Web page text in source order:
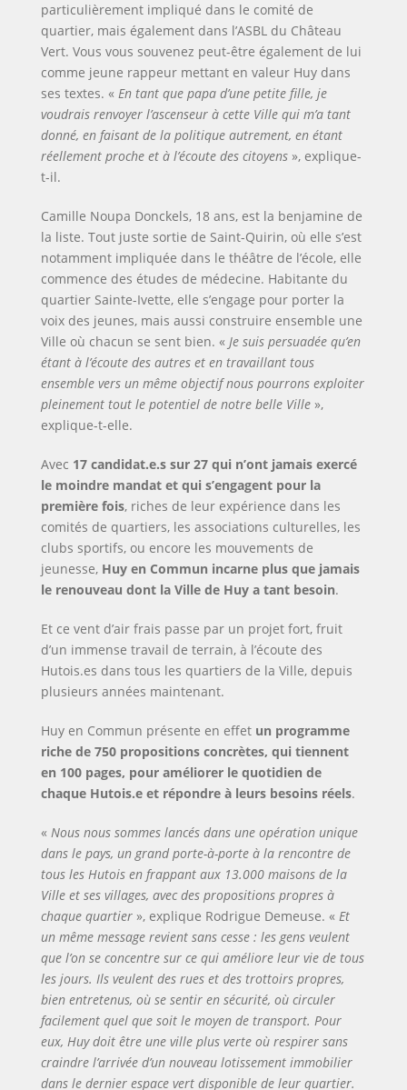
particulièrement impliqué dans le comité de
quartier, mais également dans l’ASBL du Château
Vert. Vous vous souvenez peut-être également de lui
comme jeune rappeur mettant en valeur Huy dans
ses textes. « En tant que papa d’une petite fille, je
voudrais renvoyer l’ascenseur à cette Ville qui m’a tant
donné, en faisant de la politique autrement, en étant
réellement proche et à l’écoute des citoyens», explique-
t-il.
Camille Noupa Donckels, 18 ans, est la benjamine de
la liste. Tout juste sortie de Saint-Quirin, où elle s’est
notamment impliquée dans le théâtre de l’école, elle
commence des études de médecine. Habitante du
quartier Sainte-Ivette, elle s’engage pour porter la
voix des jeunes, mais aussi construire ensemble une
Ville où chacun se sent bien. « Je suis persuadée qu’en
étant à l’écoute des autres et en travaillant tous
ensemble vers un même objectif nous pourrons exploiter
pleinement tout le potentiel de notre belle Ville »,
explique-t-elle.
Avec 17 candidat.e.s sur 27 qui n’ont jamais exercé
le moindre mandat et qui s’engagent pour la
première fois, riches de leur expérience dans les
comités de quartiers, les associations culturelles, les
clubs sportifs, ou encore les mouvements de
jeunesse, Huy en Commun incarne plus que jamais
le renouveau dont la Ville de Huy a tant besoin.
Et ce vent d’air frais passe par un projet fort, fruit
d’un immense travail de terrain, à l’écoute des
Hutois.es dans tous les quartiers de la Ville, depuis
plusieurs années maintenant.
Huy en Commun présente en effet un programme
riche de 750 propositions concrètes, qui tiennent
en 100 pages, pour améliorer le quotidien de
chaque Hutois.e et répondre à leurs besoins réels.
« Nous nous sommes lancés dans une opération unique
dans le pays, un grand porte-à-porte à la rencontre de
tous les Hutois en frappant aux 13.000 maisons de la
Ville et ses villages, avec des propositions propres à
chaque quartier », explique Rodrigue Demeuse. « Et
un même message revient sans cesse : les gens veulent
que l’on se concentre sur ce qui améliore leur vie de tous
les jours. Ils veulent des rues et des trottoirs propres,
bien entretenus, où se sentir en sécurité, où circuler
facilement quel que soit le moyen de transport. Pour
eux, Huy doit être une ville plus verte où respirer sans
craindre l’arrivée d’un nouveau lotissement immobilier
dans le dernier espace vert disponible de leur quartier.